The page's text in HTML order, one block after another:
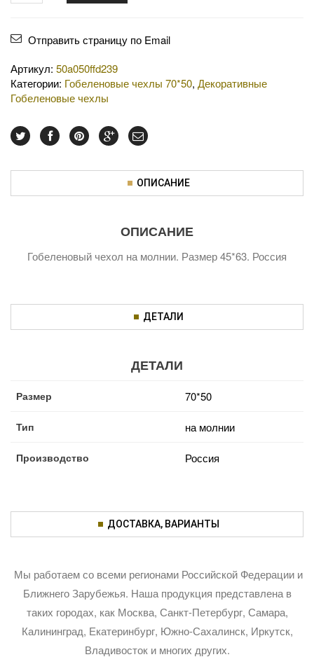
Отправить страницу по Email
Артикул: 50a050ffd239
Категории: Гобеленовые чехлы 70*50, Декоративные
Гобеленовые чехлы
ОПИСАНИЕ
ОПИСАНИЕ
Гобеленовый чехол на молнии. Размер 45*63. Россия
ДЕТАЛИ
ДЕТАЛИ
Размер 70*50
Тип на молнии
Производство Россия
ДОСТАВКА, ВАРИАНТЫ
Мы работаем со всеми регионами Российской Федерации и
Ближнего Зарубежья. Наша продукция представлена в
таких городах, как Москва, Санкт-Петербург, Самара,
Калининград, Екатеринбург, Южно-Сахалинск, Иркутск,
Владивосток и многих других.